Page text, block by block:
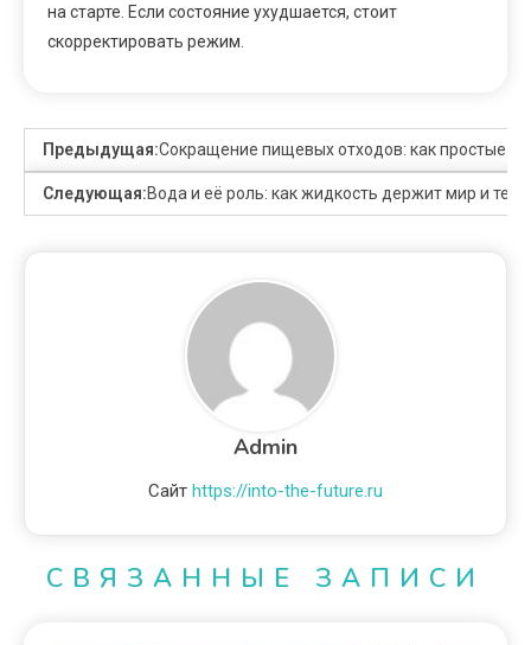
на старте. Если состояние ухудшается, стоит
скорректировать режим.
Предыдущая:Сокращение пищевых отходов: как простые
Следующая:Вода и её роль: как жидкость держит мир и
Admin
Сайт https://into-the-future.ru
СВЯЗАННЫЕ ЗАПИСИ